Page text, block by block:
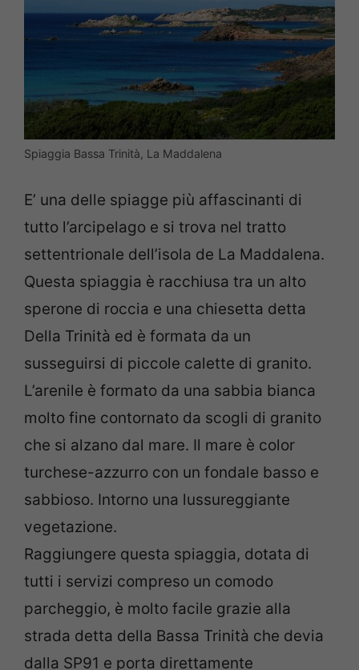
Spiaggia Bassa Trinità, La Maddalena
E’ una delle spiagge più affascinanti di
tutto l’arcipelago e si trova nel tratto
settentrionale dell’isola de La Maddalena.
Questa spiaggia è racchiusa tra un alto
sperone di roccia e una chiesetta detta
Della Trinità ed è formata da un
susseguirsi di piccole calette di granito.
L’arenile è formato da una sabbia bianca
molto fine contornato da scogli di granito
che si alzano dal mare. Il mare è color
turchese-azzurro con un fondale basso e
sabbioso. Intorno una lussureggiante
vegetazione.
Raggiungere questa spiaggia, dotata di
tutti i servizi compreso un comodo
parcheggio, è molto facile grazie alla
strada detta della Bassa Trinità che devia
dalla SP91 e porta direttamente